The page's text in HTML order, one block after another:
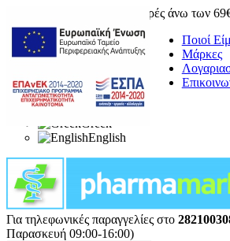
Δωρεάν μεταφορικά για αγορές άνω των
Ποιοί
Μάρκες
Greek
English
Για τηλεφωνικές παραγγελίες στο
Παρασκευή 09:00-16:00)